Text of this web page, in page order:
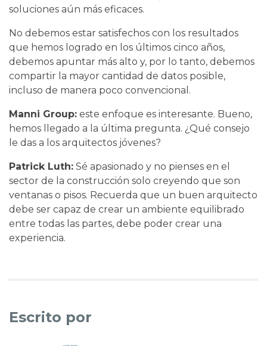
soluciones aún más eficaces.
No debemos estar satisfechos con los resultados
que hemos logrado en los últimos cinco años,
debemos apuntar más alto y, por lo tanto, debemos
compartir la mayor cantidad de datos posible,
incluso de manera poco convencional.
Manni Group: este enfoque es interesante. Bueno,
hemos llegado a la última pregunta. ¿Qué consejo
le das a los arquitectos jóvenes?
Patrick Luth: Sé apasionado y no pienses en el
sector de la construcción solo creyendo que son
ventanas o pisos. Recuerda que un buen arquitecto
debe ser capaz de crear un ambiente equilibrado
entre todas las partes, debe poder crear una
experiencia.
Escrito por